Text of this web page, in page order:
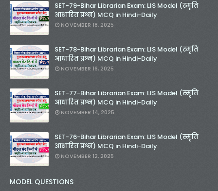
SET-79-Bihar Librarian Exam: LIS Model (स्मृति
आधारित प्रश्न) MCQ in Hindi-Daily
NOVEMBER 18, 2025
SET-78-Bihar Librarian Exam: LIS Model (स्मृति
आधारित प्रश्न) MCQ in Hindi-Daily
NOVEMBER 16, 2025
SET-77-Bihar Librarian Exam: LIS Model (स्मृति
आधारित प्रश्न) MCQ in Hindi-Daily
NOVEMBER 14, 2025
SET-76-Bihar Librarian Exam: LIS Model (स्मृति
आधारित प्रश्न) MCQ in Hindi-Daily
NOVEMBER 12, 2025
MODEL QUESTIONS